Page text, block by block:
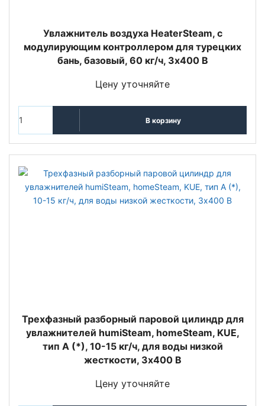
Увлажнитель воздуха HeaterSteam, с
модулирующим контроллером для турецких
бань, базовый, 60 кг/ч, 3х400 В
Цену уточняйте
В корзину
Трехфазный разборный паровой цилиндр для
увлажнителей humiSteam, homeSteam, KUE,
тип А (*), 10-15 кг/ч, для воды низкой
жесткости, 3х400 В
Цену уточняйте